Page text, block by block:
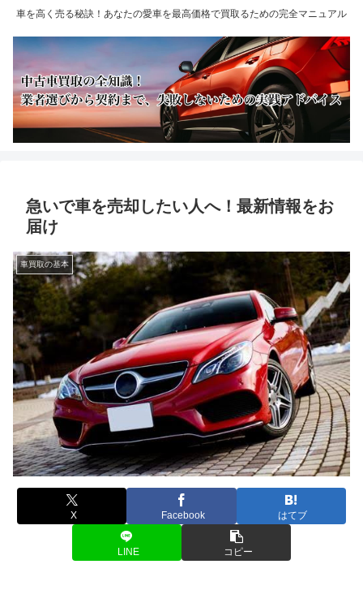
車を高く売る秘訣！あなたの愛車を最高価格で買取るための完全マニュアル
急いで車を売却したい人へ！最新情報をお
届け
車買取の基本
X Facebook はてブ
LINE コピー